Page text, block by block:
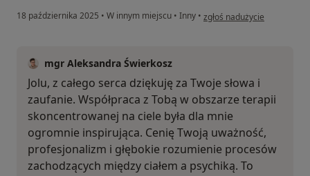
18 października 2025 • W innym miejscu • Inny • w opinii użytkownika
zgłoś nadużycie
mgr Aleksandra Świerkosz
Jolu, z całego serca dziękuję za Twoje słowa i
zaufanie. Współpraca z Tobą w obszarze terapii
skoncentrowanej na ciele była dla mnie
ogromnie inspirująca. Cenię Twoją uważność,
profesjonalizm i głębokie rozumienie procesów
zachodzących między ciałem a psychiką. To